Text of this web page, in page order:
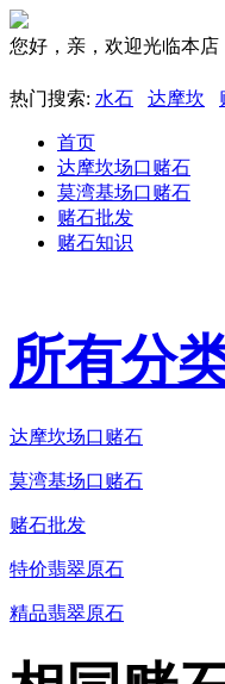
您好，亲，欢迎光临本店
热门搜索: 水石 达摩坎
首页
达摩坎场口赌石
莫湾基场口赌石
赌石批发
赌石知识
所有分
达摩坎场口赌石
莫湾基场口赌石
赌石批发
特价翡翠原石
精品翡翠原石